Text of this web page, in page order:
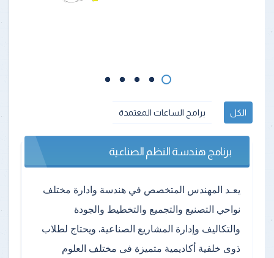
الكل برامج الساعات المعتمدة
برنامج هندسة النظم الصناعية
يعـد المهندس المتخصص في هندسة وادارة مختلف
نواحي التصنيع والتجميع والتخطيط والجودة
والتكاليف وإدارة المشاريع الصناعية. ويحتاج لطلاب
ذوى خلفية أكاديمية متميزة فى مختلف العلوم